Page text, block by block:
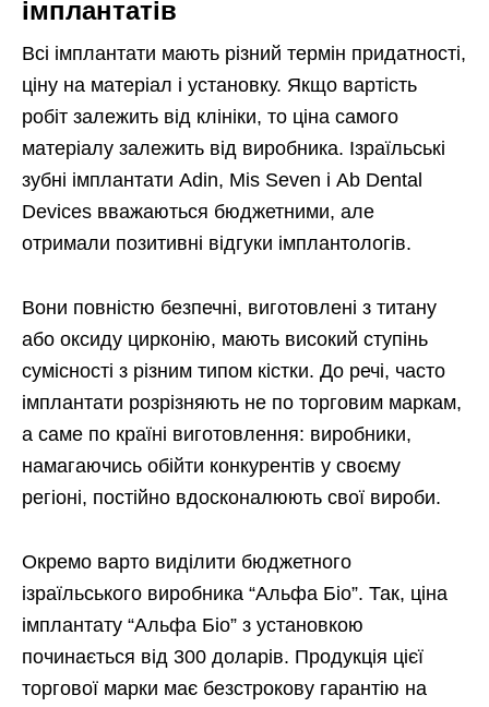
імплантатів
Всі імплантати мають різний термін придатності,
ціну на матеріал і установку. Якщо вартість
робіт залежить від клініки, то ціна самого
матеріалу залежить від виробника. Ізраїльські
зубні імплантати Adin, Mis Seven і Ab Dental
Devices вважаються бюджетними, але
отримали позитивні відгуки імплантологів.
Вони повністю безпечні, виготовлені з титану
або оксиду цирконію, мають високий ступінь
сумісності з різним типом кістки. До речі, часто
імплантати розрізняють не по торговим маркам,
а саме по країні виготовлення: виробники,
намагаючись обійти конкурентів у своєму
регіоні, постійно вдосконалюють свої вироби.
Окремо варто виділити бюджетного
ізраїльського виробника “Альфа Біо”. Так, ціна
імплантату “Альфа Біо” з установкою
починається від 300 доларів. Продукція цієї
торгової марки має безстрокову гарантію на